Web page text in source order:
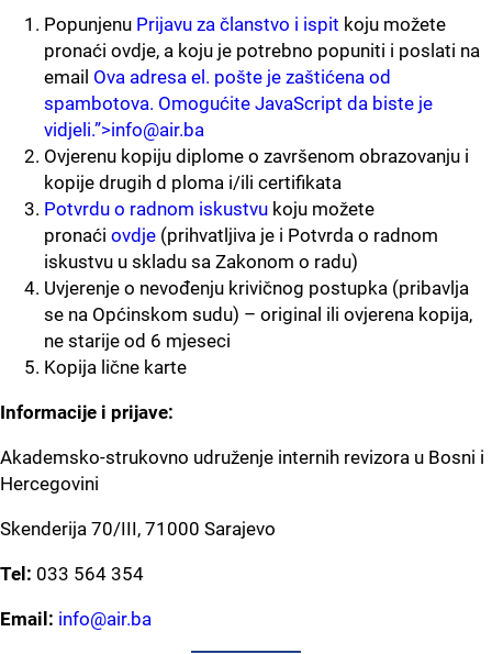
Popunjenu Prijavu za članstvo i ispit koju možete
pronaći ovdje, a koju je potrebno popuniti i poslati na
email Ova adresa el. pošte je zaštićena od
spambotova. Omogućite JavaScript da biste je
vidjeli.”>info@air.ba
Ovjerenu kopiju diplome o završenom obrazovanju i
kopije drugih d ploma i/ili certifikata
Potvrdu o radnom iskustvu koju možete
pronaći ovdje (prihvatljiva je i Potvrda o radnom
iskustvu u skladu sa Zakonom o radu)
Uvjerenje o nevođenju krivičnog postupka (pribavlja
se na Općinskom sudu) – original ili ovjerena kopija,
ne starije od 6 mjeseci
Kopija lične karte
Informacije i prijave:
Akademsko-strukovno udruženje internih revizora u Bosni i
Hercegovini
Skenderija 70/III, 71000 Sarajevo
Tel: 033 564 354
Email: info@air.ba